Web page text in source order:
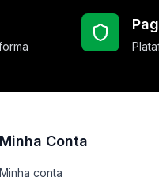
Minha Conta
Minha conta